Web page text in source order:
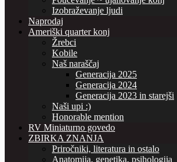
Izobraževanje ljudi
Naprodaj
Ameriški quarter konj
Žrebci
Kobile
Naš naraščaj
Generacija 2025
Generacija 2024
Generacija 2023 in starejši
Naši upi :)
Honorable mention
RV Miniaturno govedo
ZBIRKA ZNANJA
Priročniki, literatura in ostalo
Anatomija, genetika, psihologija